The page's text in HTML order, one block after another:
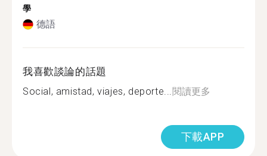
學
德語
我喜歡談論的話題
Social, amistad, viajes, deporte...閱讀更多
下載APP